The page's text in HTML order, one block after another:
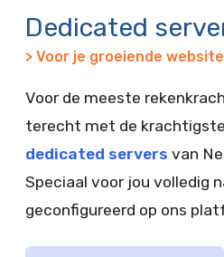
Dedicated
> Voor je groeiende website
Voor de meeste
terecht met de krachtigste
dedicated servers van
Speciaal voor jou volledig
geconfigureerd op ons